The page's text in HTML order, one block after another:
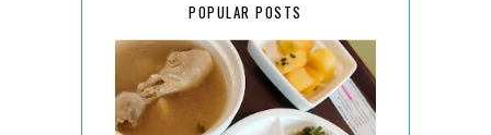
2025134
December15
POPULAR POSTS